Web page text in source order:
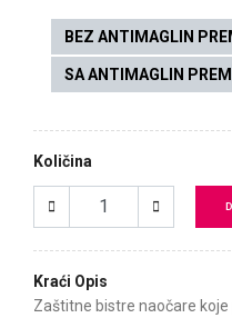
BEZ ANTIMAGLIN
SA ANTIMAGLIN
Količina
Kraći Opis
Zaštitne bistre naočare